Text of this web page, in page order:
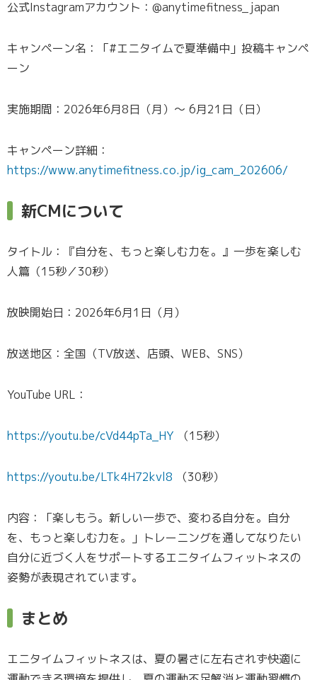
公式Instagramアカウント：@anytimefitness_japan
キャンペーン名：「#エニタイムで夏準備中」投稿キャンペ
ーン
実施期間：2026年6月8日（月）～ 6月21日（日）
キャンペーン詳細：
https://www.anytimefitness.co.jp/ig_cam_202606/
新CMについて
タイトル：『自分を、もっと楽しむ力を。』一歩を楽しむ
人篇（15秒／30秒）
放映開始日：2026年6月1日（月）
放送地区：全国（TV放送、店頭、WEB、SNS）
YouTube URL：
https://youtu.be/cVd44pTa_HY （15秒）
https://youtu.be/LTk4H72kvl8 （30秒）
内容：「楽しもう。新しい一歩で、変わる自分を。自分
を、もっと楽しむ力を。」トレーニングを通してなりたい
自分に近づく人をサポートするエニタイムフィットネスの
姿勢が表現されています。
まとめ
エニタイムフィットネスは、夏の暑さに左右されず快適に